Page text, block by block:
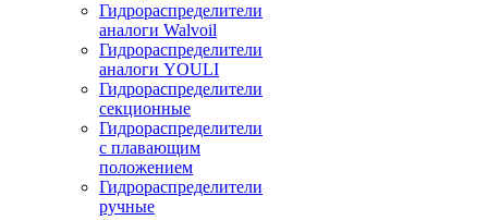
Гидрораспределители
аналоги Walvoil
Гидрораспределители
аналоги YOULI
Гидрораспределители
секционные
Гидрораспределители
с плавающим
положением
Гидрораспределители
ручные